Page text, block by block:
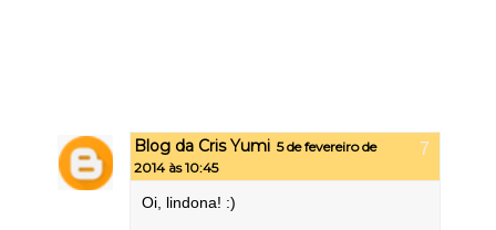
Blog da Cris Yumi 5 de fevereiro de
2014 às 10:45
Oi, lindona! :)